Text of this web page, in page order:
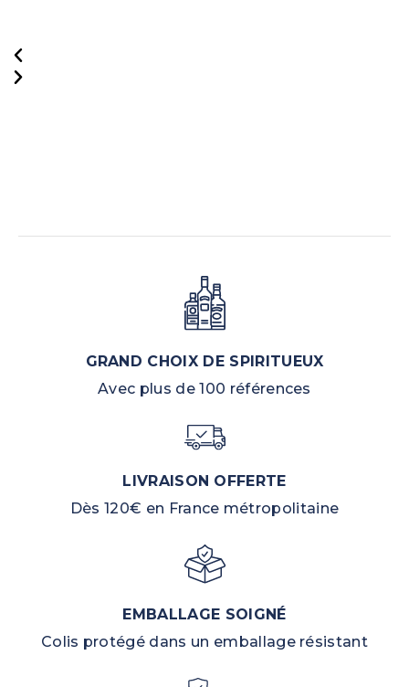
GRAND CHOIX DE SPIRITUEUX
Avec plus de 100 références
LIVRAISON OFFERTE
Dès 120€ en France métropolitaine
EMBALLAGE SOIGNÉ
Colis protégé dans un emballage résistant